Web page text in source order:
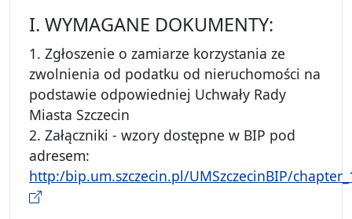
I. WYMAGANE DOKUMENTY:
1. Zgłoszenie o zamiarze korzystania ze
zwolnienia od podatku od nieruchomości na
podstawie odpowiedniej Uchwały Rady
Miasta Szczecin
2. Załączniki - wzory dostępne w BIP pod
adresem:
http:/bip.um.szczecin.pl/UMSzczecinBIP/